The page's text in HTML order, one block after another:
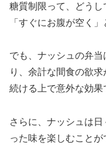
糖質制限って、どう
「すぐにお腹が空く
でも、ナッシュの弁
り、余計な間食の欲
続ける上で意外な効果
さらに、ナッシュは
った味を楽しむこと